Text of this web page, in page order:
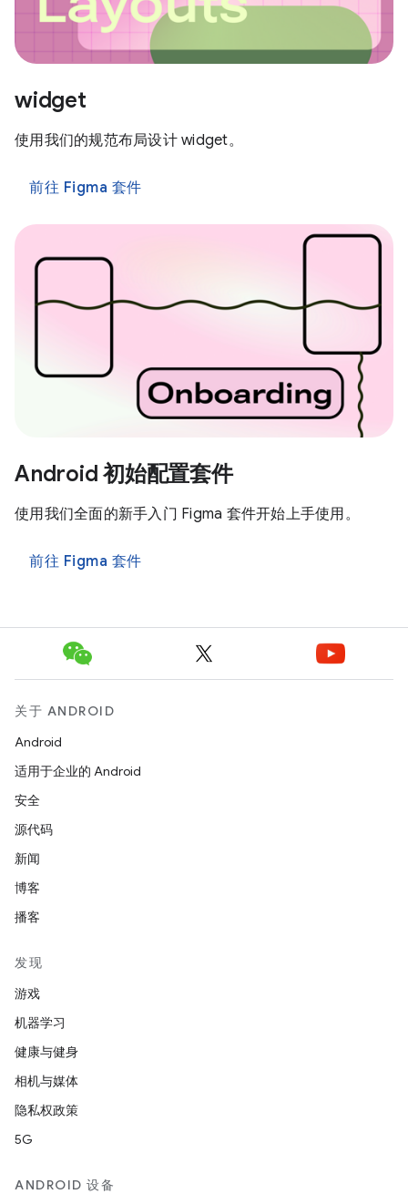
widget
使用我们的规范布局设计 widget。
前往 Figma 套件
Android 初始配置套件
使用我们全面的新手入门 Figma 套件开始上手使用。
前往 Figma 套件
关于 ANDROID
Android
适用于企业的 Android
安全
源代码
新闻
博客
播客
发现
游戏
机器学习
健康与健身
相机与媒体
隐私权政策
5G
ANDROID 设备